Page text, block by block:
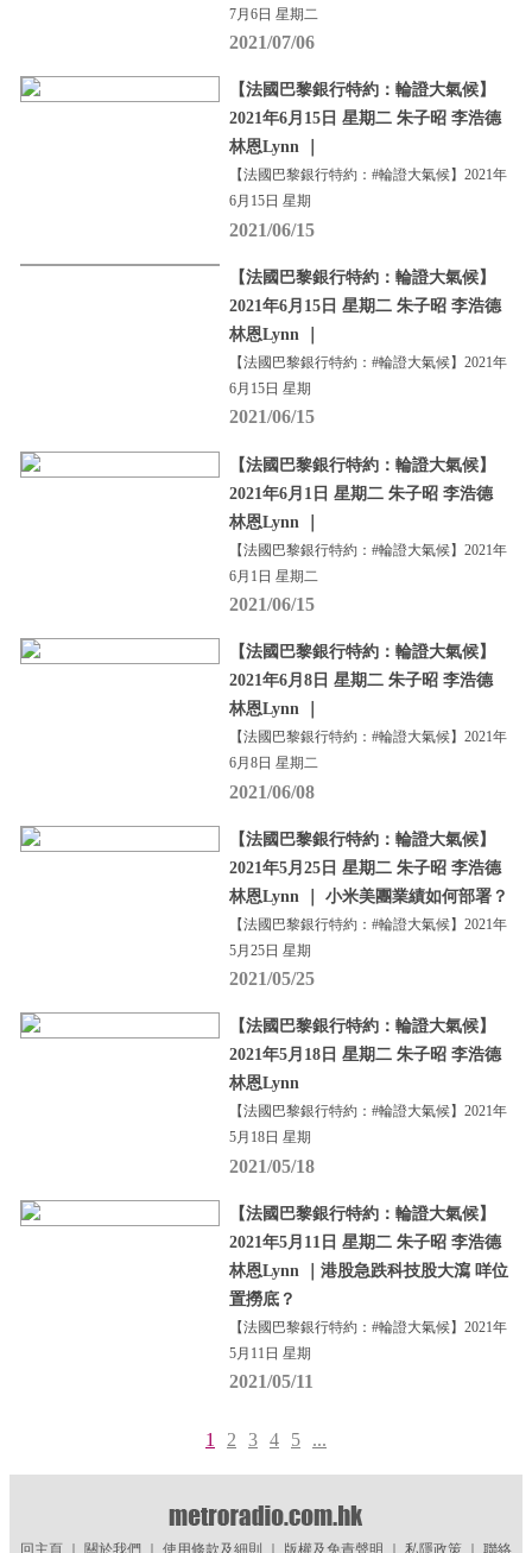
7月6日 星期二
2021/07/06
【法國巴黎銀行特約：輪證大氣候】
2021年6月15日 星期二 朱子昭 李浩德
林恩Lynn ｜
【法國巴黎銀行特約：#輪證大氣候】2021年
6月15日 星期
2021/06/15
【法國巴黎銀行特約：輪證大氣候】
2021年6月15日 星期二 朱子昭 李浩德
林恩Lynn ｜
【法國巴黎銀行特約：#輪證大氣候】2021年
6月15日 星期
2021/06/15
【法國巴黎銀行特約：輪證大氣候】
2021年6月1日 星期二 朱子昭 李浩德
林恩Lynn ｜
【法國巴黎銀行特約：#輪證大氣候】2021年
6月1日 星期二
2021/06/15
【法國巴黎銀行特約：輪證大氣候】
2021年6月8日 星期二 朱子昭 李浩德
林恩Lynn ｜
【法國巴黎銀行特約：#輪證大氣候】2021年
6月8日 星期二
2021/06/08
【法國巴黎銀行特約：輪證大氣候】
2021年5月25日 星期二 朱子昭 李浩德
林恩Lynn ｜ 小米美團業績如何部署？
【法國巴黎銀行特約：#輪證大氣候】2021年
5月25日 星期
2021/05/25
【法國巴黎銀行特約：輪證大氣候】
2021年5月18日 星期二 朱子昭 李浩德
林恩Lynn
【法國巴黎銀行特約：#輪證大氣候】2021年
5月18日 星期
2021/05/18
【法國巴黎銀行特約：輪證大氣候】
2021年5月11日 星期二 朱子昭 李浩德
林恩Lynn ｜港股急跌科技股大瀉 咩位
置撈底？
【法國巴黎銀行特約：#輪證大氣候】2021年
5月11日 星期
2021/05/11
1 2 3 4 5 ...